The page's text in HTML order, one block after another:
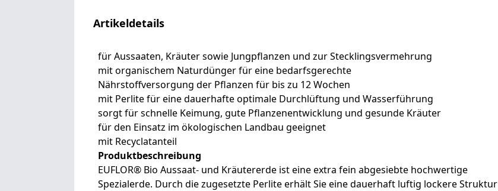
Artikeldetails
für Aussaaten, Kräuter sowie Jungpflanzen und zur Stecklingsvermehrung
mit organischem Naturdünger für eine bedarfsgerechte
Nährstoffversorgung der Pflanzen für bis zu 12 Wochen
mit Perlite für eine dauerhafte optimale Durchlüftung und Wasserführung
sorgt für schnelle Keimung, gute Pflanzenentwicklung und gesunde Kräuter
für den Einsatz im ökologischen Landbau geeignet
mit Recyclatanteil
Produktbeschreibung
EUFLOR® Bio Aussaat- und Kräutererde ist eine extra fein abgesiebte hochwertige
Spezialerde. Durch die zugesetzte Perlite erhält Sie eine dauerhaft luftig lockere Struktur